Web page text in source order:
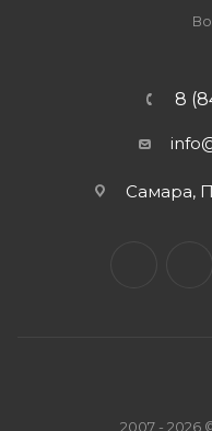
8
Самара,
2007 - 2026